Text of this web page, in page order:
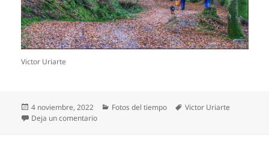
Victor Uriarte
Publicado
el
4 noviembre, 2022 Categorías
Fotos del tiempo Etiquetas
Victor Uriarte
Deja un comentarioen Udazkena, Urkiolan